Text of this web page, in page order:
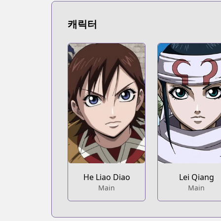
https://www.mangaupdates.com/
Book☆Walker
Official Site
Official Site
https://www.meian-editions.fr/meian/
캐릭터
He Liao Diao
Main
Lei Qiang
Main